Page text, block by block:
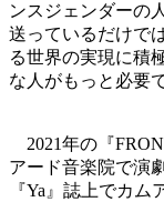
ンスジェンダーの
送っているだけで
る世界の実現に積
な人がもっと必要
2021年の『
アード音楽院で演
『Ya』誌上でカ